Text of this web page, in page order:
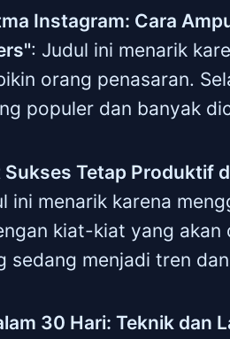
Instagram: Cara
: Judul ini menarik
orang penasaran.
populer dan banyak
Tetap Produktif
ini menarik karena
kiat-kiat yang akan
sedang menjadi tren
30 Hari: Teknik dan